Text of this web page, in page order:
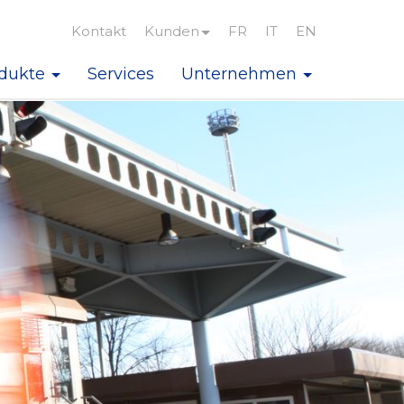
Kontakt Kunden FR IT EN
Services Unternehmen